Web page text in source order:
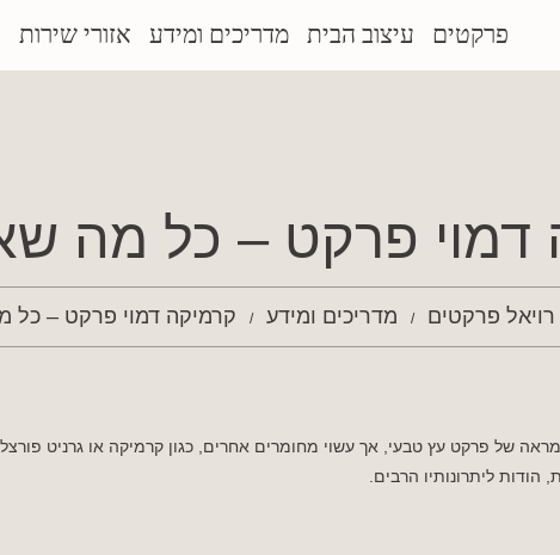
פרקטים עיצוב הבית מדריכים ומידע אזורי שירות
דמוי פרקט – כל מה
רויאל פרקטים מדריכים ומידע קרמיקה דמוי פרקט – כל
של פרקט עץ טבעי, אך עשוי מחומרים אחרים, כגון קרמיקה או גרניט
הודות ליתרונותיו הרבים.